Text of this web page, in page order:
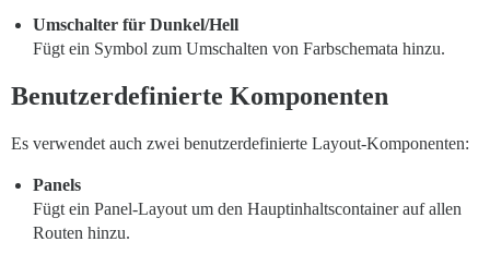
Umschalter für Dunkel/Hell
Fügt ein Symbol zum Umschalten von Farbschemata hinzu.
Benutzerdefinierte Komponenten
Es verwendet auch zwei benutzerdefinierte Layout-Komponenten:
Panels
Fügt ein Panel-Layout um den Hauptinhaltscontainer auf allen
Routen hinzu.